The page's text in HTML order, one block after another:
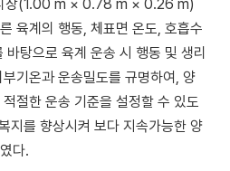
장(1.00 m × 0.78 m × 0.26 m)
육계의 행동, 체표면 온도, 호흡수
탕으로 육계 운송 시 행동 및 생리
기온과 운송밀도를 규명하여, 양
절한 운송 기준을 설정할 수 있도
지를 향상시켜 보다 지속가능한 양
다.